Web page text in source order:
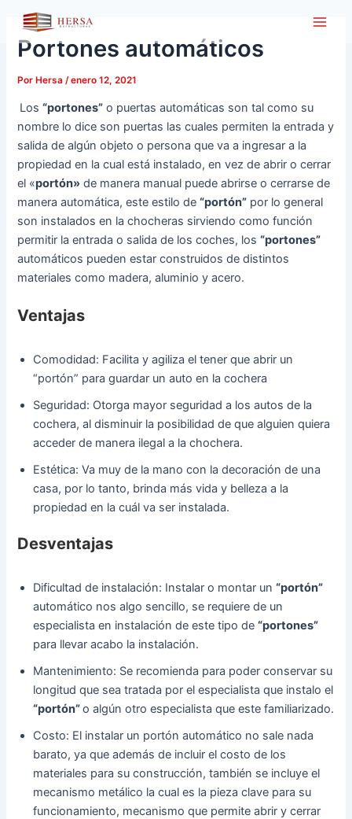
contenido
Main
Portones automáticos
PorHersa /enero 12, 2021
Los“portones” o puertas automáticas son tal como su
nombre lo dice son puertas las cuales permiten la entrada y
salida de algún objeto o persona que va a ingresar a la
propiedad en la cual está instalado, en vez de abrir o cerrar
el «portón» de manera manual puede abrirse o cerrarse de
manera automática, este estilo de“portón” por lo general
son instalados en la chocheras sirviendo como función
permitir la entrada o salida de los coches, los“portones”
automáticos pueden estar construidos de distintos
materiales como madera, aluminio y acero.
Ventajas
Comodidad: Facilita y agiliza el tener que abrir un
“portón” para guardar un auto en la cochera
Seguridad: Otorga mayor seguridad a los autos de la
cochera, al disminuir la posibilidad de que alguien quiera
acceder de manera ilegal a la chochera.
Estética: Va muy de la mano con la decoración de una
casa, por lo tanto, brinda más vida y belleza a la
propiedad en la cuál va ser instalada.
Desventajas
Dificultad de instalación: Instalar o montar un“portón”
automático nos algo sencillo, se requiere de un
especialista en instalación de este tipo de“portones”
para llevar acabo la instalación.
Mantenimiento: Se recomienda para poder conservar su
longitud que sea tratada por el especialista que instalo el
“portón”o algún otro especialista que este familiarizado.
Costo: El instalar un portón automático no sale nada
barato, ya que además de incluir el costo de los
materiales para su construcción, también se incluye el
mecanismo metálico la cual es la pieza clave para su
funcionamiento, mecanismo que permite abrir y cerrar